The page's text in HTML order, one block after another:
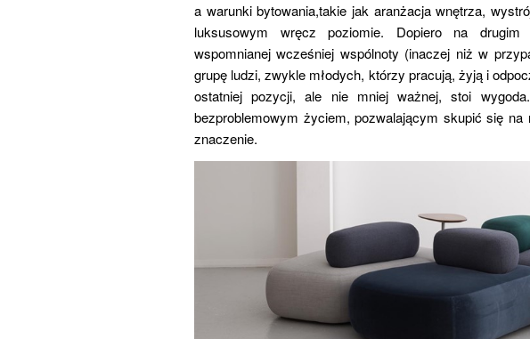
a warunki bytowania,takie jak aranżacja wnętrza,
luksusowym wręcz poziomie. Dopiero na
wspomnianej wcześniej wspólnoty (inaczej niż w
grupę ludzi, zwykle młodych, którzy pracują, żyją i
ostatniej pozycji, ale nie mniej ważnej, stoi
bezproblemowym życiem, pozwalającym skupić się
znaczenie.